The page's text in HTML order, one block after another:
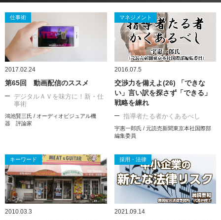
仕事術
2017.02.24
第65回 動画配信のススメ
デジタルＡＶを味方に！新・仕
事術
鴻池賢三氏 / オーディオビジュアル機
器 評論家
マネジメント
2016.07.5
交渉力を備えよ(26) 「できな
い」言い訳を探さず「できる」
戦略を練れ
指導者たる者かくあるべし
宇惠一郎氏 / 元読売新聞東京本社国際部
編集委員
キーワード
2010.03.3
採用・法律
2021.09.14